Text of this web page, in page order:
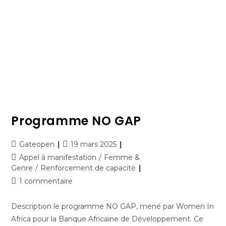
Programme NO GAP
Gateopen
19 mars 2025
Appel à manifestation / Femme &
Genre / Renforcement de capacité
1 commentaire
Description le programme NO GAP, mené par Women In
Africa pour la Banque Africaine de Développement. Ce